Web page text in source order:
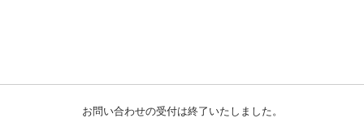
お問い合わせの受付は終了いたしました。